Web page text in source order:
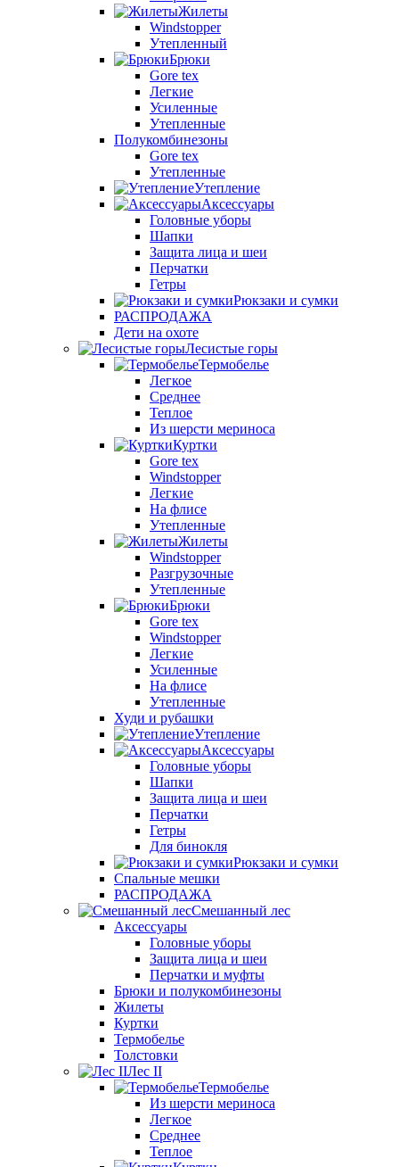
Жилеты
Windstopper
Утепленный
Брюки
Gore tex
Легкие
Усиленные
Утепленные
Полукомбинезоны
Gore tex
Утепленные
Утепление
Аксессуары
Головные уборы
Шапки
Защита лица и шеи
Перчатки
Гетры
Рюкзаки и сумки
РАСПРОДАЖА
Дети на охоте
Лесистые горы
Термобелье
Легкое
Среднее
Теплое
Из шерсти мериноса
Куртки
Gore tex
Windstopper
Легкие
На флисе
Утепленные
Жилеты
Windstopper
Разгрузочные
Утепленные
Брюки
Gore tex
Windstopper
Легкие
Усиленные
На флисе
Утепленные
Худи и рубашки
Утепление
Аксессуары
Головные уборы
Шапки
Защита лица и шеи
Перчатки
Гетры
Для бинокля
Рюкзаки и сумки
Спальные мешки
РАСПРОДАЖА
Смешанный лес
Аксессуары
Головные уборы
Защита лица и шеи
Перчатки и муфты
Брюки и полукомбинезоны
Жилеты
Куртки
Термобелье
Толстовки
Лес II
Термобелье
Из шерсти мериноса
Легкое
Среднее
Теплое